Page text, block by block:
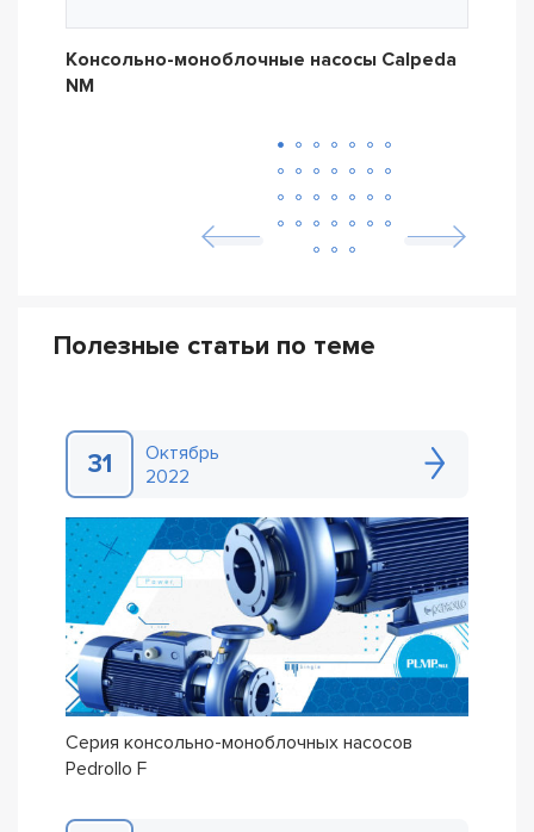
Консольно-моноблочные насосы Calpeda
NM
Полезные статьи по теме
31
Октябрь
2022
Серия консольно-моноблочных насосов
Pedrollo F